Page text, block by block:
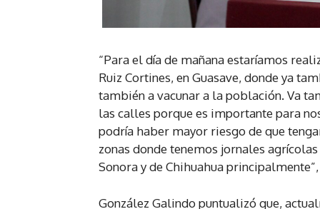
“Para el día de mañana estaríamos
Ruiz Cortines, en Guasave, donde ya
también a vacunar a la población. Va
las calles porque es importante para
podría haber mayor riesgo de que
zonas donde tenemos jornales
Sonora y de Chihuahua
González Galindo puntualizó que,